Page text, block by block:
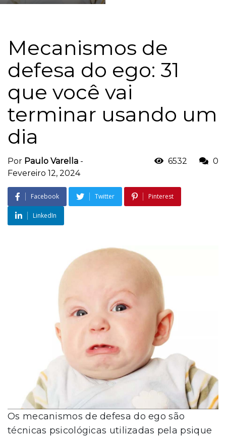
Mecanismos de
defesa do ego: 31
que você vai
terminar usando um
dia
Por Paulo Varella -
Fevereiro 12, 2024
6532 0
Facebook Twitter Pinterest
LinkedIn
Os mecanismos de defesa do ego são
técnicas psicológicas utilizadas pela psique